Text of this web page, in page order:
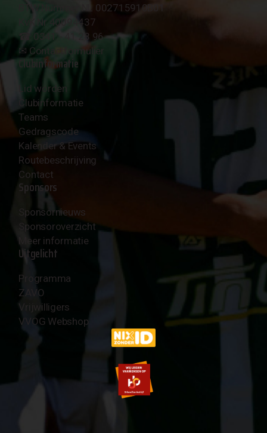
BTW Nummer NL 002715910B01
KvK Nr 40094437
☎︎ 0341 - 41 28 96
✉︎ Contactformulier
Clubinformatie
Lid worden
Clubinformatie
Teams
Gedragscode
Kalender & Events
Routebeschrijving
Contact
Sponsors
Sponsornieuws
Sponsoroverzicht
Meer informatie
Uitgelicht
Programma
ZAVO
Vrijwilligers
VVOG Webshop